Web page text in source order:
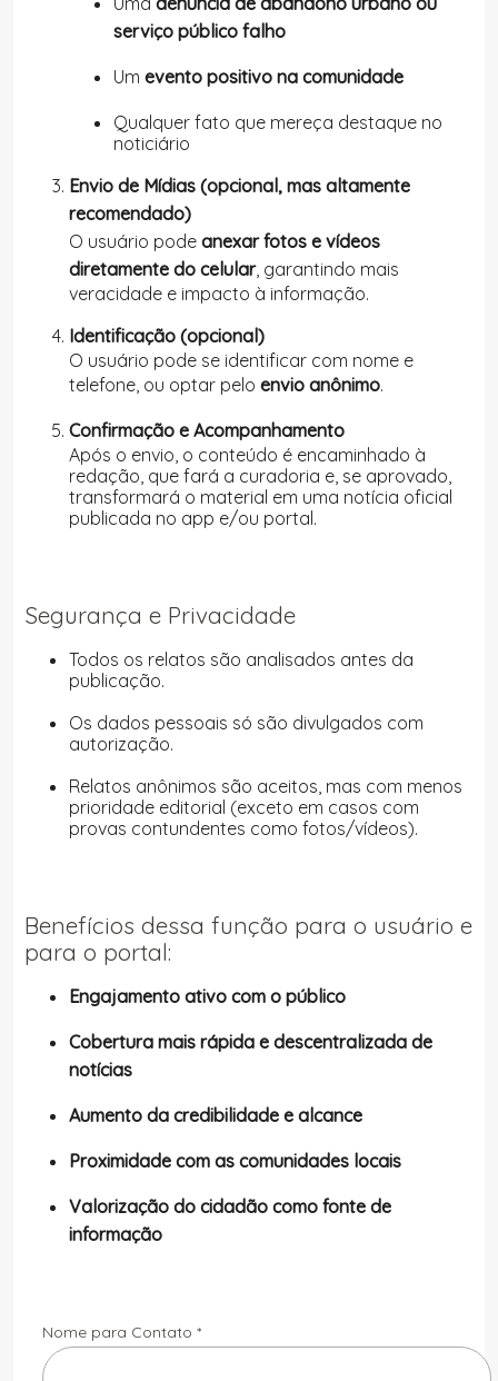
serviço público falho
Um evento positivo na comunidade
Qualquer fato que mereça destaque no
noticiário
Envio de Mídias (opcional, mas altamente
recomendado)
O usuário pode anexar fotos e vídeos
diretamente do celular, garantindo mais
veracidade e impacto à informação.
Identificação (opcional)
O usuário pode se identificar com nome e
telefone, ou optar pelo envio anônimo.
Confirmação e Acompanhamento
Após o envio, o conteúdo é encaminhado à
redação, que fará a curadoria e, se aprovado,
transformará o material em uma notícia oficial
publicada no app e/ou portal.
Segurança e Privacidade
Todos os relatos são analisados antes da
publicação.
Os dados pessoais só são divulgados com
autorização.
Relatos anônimos são aceitos, mas com menos
prioridade editorial (exceto em casos com
provas contundentes como fotos/vídeos).
Benefícios dessa função para o usuário e
para o portal:
Engajamento ativo com o público
Cobertura mais rápida e descentralizada de
notícias
Aumento da credibilidade e alcance
Proximidade com as comunidades locais
Valorização do cidadão como fonte de
informação
Nome para Contato *